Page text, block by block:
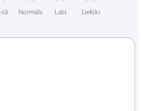
tā Normāls Labi Lieliski